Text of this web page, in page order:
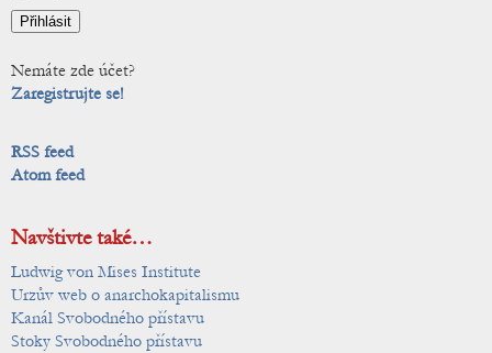
Nemáte zde účet?
Zaregistrujte se!
RSS feed
Atom feed
Navštivte také…
Ludwig von Mises Institute
Urzův web o anarchokapitalismu
Kanál Svobodného přístavu
Stoky Svobodného přístavu